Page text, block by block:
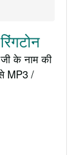
जी के नाम की
MP3 /